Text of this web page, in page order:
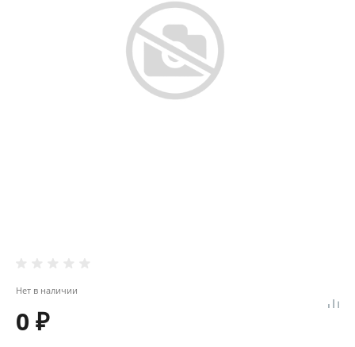
Нет в наличии
0 ₽